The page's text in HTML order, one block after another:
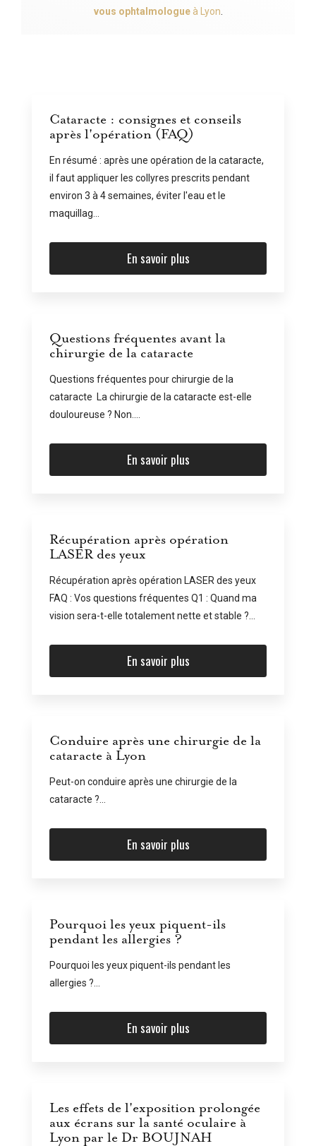
vous ophtalmologueà Lyon
Cataracte : consignes et conseils
après l'opération (FAQ)
En résumé : après une opération de la cataracte,
il faut appliquer les collyres prescrits pendant
environ 3 à 4 semaines, éviter l'eau et le
maquillag...
En savoir plus
Questions fréquentes avant la
chirurgie de la cataracte
Questions fréquentes pour chirurgie de la
cataracte La chirurgie de la cataracte est-elle
douloureuse ? Non....
En savoir plus
Récupération après opération
LASER des yeux
Récupération après opération LASER des yeux
FAQ : Vos questions fréquentes Q1 : Quand ma
vision sera-t-elle totalement nette et stable ?...
En savoir plus
Conduire après une chirurgie de la
cataracte à Lyon
Peut-on conduire après une chirurgie de la
cataracte ?...
En savoir plus
Pourquoi les yeux piquent-ils
pendant les allergies ?
Pourquoi les yeux piquent-ils pendant les
allergies ?...
En savoir plus
Les effets de l'exposition prolongée
aux écrans sur la santé oculaire à
Lyon par le Dr BOUJNAH